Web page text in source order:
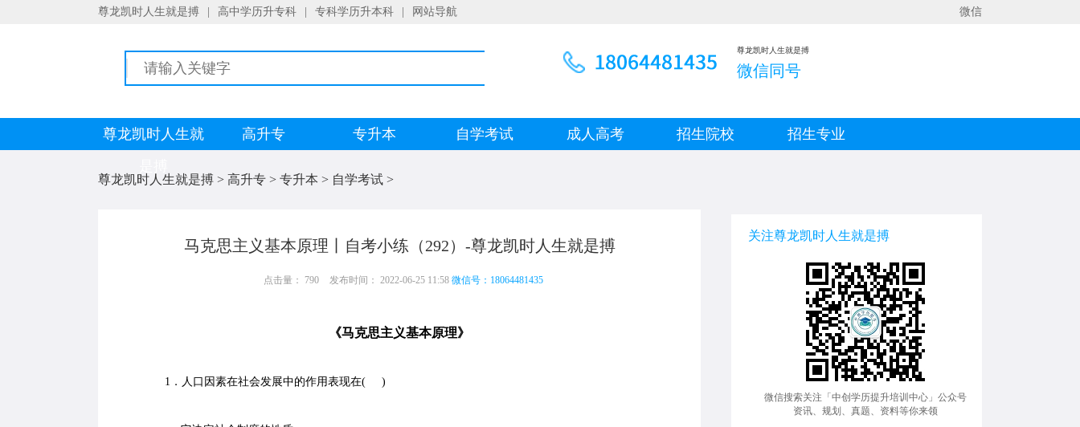
尊龙凯时人生就是搏 高中学历升专科 专科学历升本科 网站导航 微信
尊龙凯时人生就是搏
微信同号
尊龙凯时人生就
高升专 专升本 自学考试 成人高考 招生院校 招生专业
尊龙凯时人生就是搏 > 高升专 > 专升本 > 自学考试 >
马克思主义基本原理丨自考小练（292）-尊龙凯时人生就是搏
点击量： 790 发布时间： 2022-06-25 11:58 微信号：18064481435
《马克思主义基本原理》
1．人口因素在社会发展中的作用表现在( )
关注尊龙凯时人生就是搏
微信搜索关注「中创学历提升培训中心」公众号
资讯、规划、真题、资料等你来领